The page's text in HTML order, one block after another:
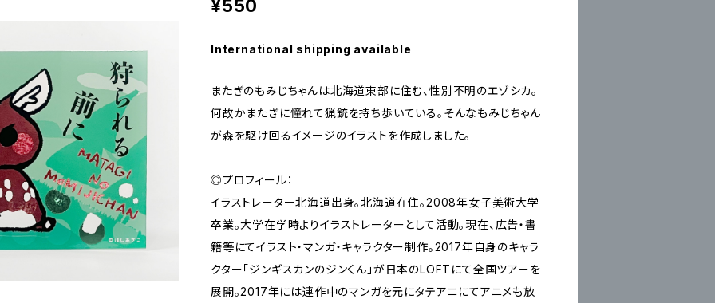
¥550
International shipping available
またぎのもみじちゃんは北海道東部に住む、性別不明のエゾシカ。
何故かまたぎに憧れて猟銃を持ち歩いている。そんなもみじちゃん
が森を駆け回るイメージのイラストを作成しました。
◎プロフィール：
イラストレーター北海道出身。北海道在住。2008年女子美術大学
卒業。大学在学時よりイラストレーターとして活動。現在、広告・書
籍等にてイラスト・マンガ・キャラクター制作。2017年自身のキャラ
クター「ジンギスカンのジンくん」が日本のLOFTにて全国ツアーを
展開。2017年には連作中のマンガを元にタテアニにてアニメも放